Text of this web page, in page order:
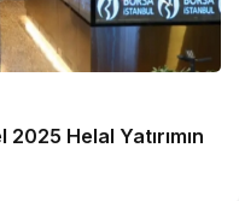
Helal Yatırımın